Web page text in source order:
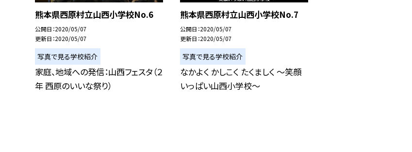
熊本県西原村立山西小学校No.6
公開日 2020/05/07
更新日 2020/05/07
写真で見る学校紹介
家庭、地域への発信：山西フェスタ（２
年 西原のいいな祭り）
熊本県西原村立山西小学校No.7
公開日 2020/05/07
更新日 2020/05/07
写真で見る学校紹介
なかよく かしこく たくましく 〜笑顔
いっぱい山西小学校〜